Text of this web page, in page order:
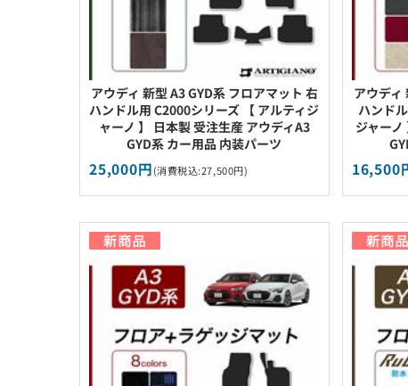
アウディ 新型 A3 GYD系 フロアマット 右
ハンドル用 C2000シリーズ 【 アルティジ
ャーノ 】 日本製 受注生産 アウディA3
GYD系 カー用品 内装パーツ
25,000円(消費税込:27,500円)
アウディ
ハンド
ジャー
16,500